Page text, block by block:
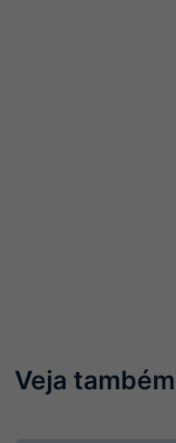
Veja também